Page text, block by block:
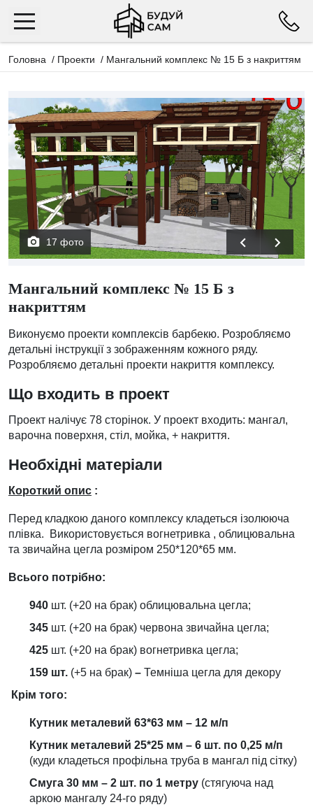
Головна / Проекти / Мангальний комплекс № 15 Б з накриттям
17 фото
Мангальний комплекс № 15 Б з
накриттям
Виконуємо проекти комплексів барбекю. Розробляємо
детальні інструкції з зображенням кожного ряду.
Розробляємо детальні проекти накриття комплексу.
Що входить в проект
Проект налічує 78 сторінок. У проект входить: мангал,
варочна поверхня, стіл, мойка, + накриття.
Необхідні матеріали
Короткий опис :
Перед кладкою даного комплексу кладеться ізолююча
плівка. Використовується вогнетривка , облицювальна
та звичайна цегла розміром 250*120*65 мм.
Всього потрібно:
940 шт. (+20 на брак) облицювальна цегла;
345 шт. (+20 на брак) червона звичайна цегла;
425 шт. (+20 на брак) вогнетривка цегла;
159 шт. (+5 на брак) – Темніша цегла для декору
Крім того:
Кутник металевий 63*63 мм – 12 м/п
Кутник металевий 25*25 мм – 6 шт. по 0,25 м/п
(куди кладеться профільна труба в мангал під сітку)
Смуга 30 мм – 2 шт. по 1 метру (стягуюча над
аркою мангалу 24-го ряду)